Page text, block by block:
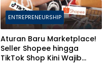
ENTREPRENEURSHIP
Aturan Baru Marketplace!
Seller Shopee hingga
TikTok Shop Kini Wajib